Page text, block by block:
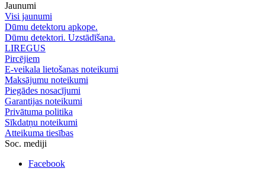
Jaunumi
Visi jaunumi
Dūmu detektoru apkope.
Dūmu detektori. Uzstādīšana.
LIREGUS
Pircējiem
E-veikala lietošanas noteikumi
Maksājumu noteikumi
Piegādes nosacījumi
Garantijas noteikumi
Privātuma politika
Sīkdatņu noteikumi
Atteikuma tiesības
Soc. mediji
Facebook